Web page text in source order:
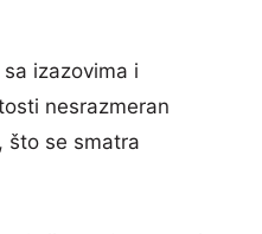
izazovima i
nesrazmeran
što se smatra